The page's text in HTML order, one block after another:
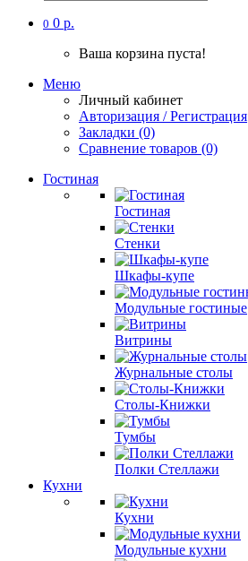
0 0 р.
Ваша корзина пуста!
Меню
Личный кабинет
Авторизация / Регистрация
Закладки (0)
Сравнение товаров (0)
Гостиная
Гостиная
Стенки
Шкафы-купе
Модульные гостиные
Витрины
Журнальные столы
Столы-Книжки
Тумбы
Полки Стеллажи
Кухни
Кухни
Модульные кухни